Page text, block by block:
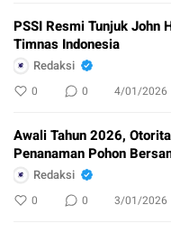
PSSI Resmi Tunjuk John
Timnas Indonesia
Redaksi
0 0 4/01/2026
Awali Tahun 2026,
Penanaman Pohon
Redaksi
0 0 3/01/2026